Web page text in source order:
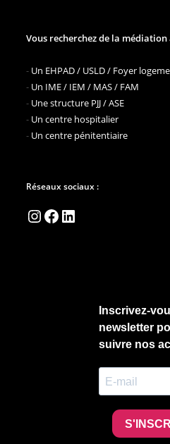
Vous recherchez de la
- Un EHPAD / USLD / Foyer
- Un IME / IEM / MAS / FAM
- Une structure PJJ / ASE
- Un centre hospitalier
- Un centre pénitentiaire
Réseaux sociaux :
Instagram
Facebook
LinkedIn